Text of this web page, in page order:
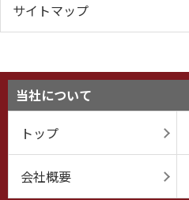
サイトマップ
当社について
トップ
会社概要